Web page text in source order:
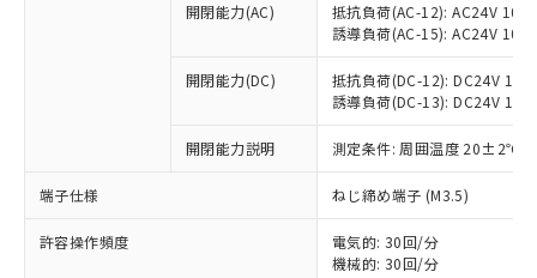
開閉能力(AC)
抵抗負荷(AC-12): AC24V
誘導負荷(AC-15): AC24V
開閉能力(DC)
抵抗負荷(DC-12): DC24V
誘導負荷(DC-13): DC24V
開閉能力説明 測定条件: 周囲温度 20±2℃
端子仕様 ねじ締め端子 (M3.5)
許容操作頻度
電気的: 30回/分
機械的: 30回/分
ご利用条件
対応済み：EU RoHS指令（10物質）の
非含有に対応した製品が提供可能な商品で
す。
対応予定：EU RoHS指令（10物質）の非含
有に対応した製品に切り替える予定のある